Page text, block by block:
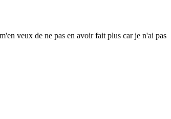
veux de ne pas en avoir fait plus car je n'ai pas